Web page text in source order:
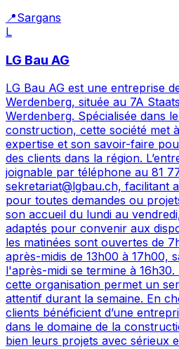
📍Sargans
L
LG Bau AG
LG Bau AG est une entreprise
Werdenberg, située au 7A
Werdenberg. Spécialisée dans
construction, cette société met
expertise et son savoir-faire
des clients dans la région.
joignable par téléphone au 81
sekretariat@lgbau.ch, facilitant
pour toutes demandes ou
son accueil du lundi au
adaptés pour convenir aux
les matinées sont ouvertes de
après-midis de 13h00 à 17h00,
l'après-midi se termine à
cette organisation permet un
attentif durant la semaine. En
clients bénéficient d’une
dans le domaine de la
bien leurs projets avec sérieux